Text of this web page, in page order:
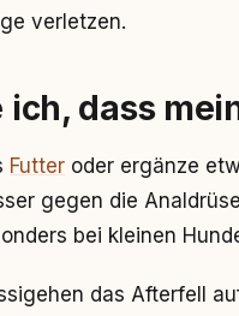
verletzen.
dass
Futter oder ergänze
gegen die
bei kleinen
das Afterfell